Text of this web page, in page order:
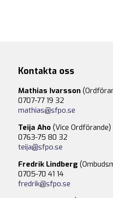
Kontakta oss
Mathias Ivarsson
0707-77 19 32
mathias@sfpo.se
Teija Aho (Vice Ordförande)
0763-75 80 32
teija@sfpo.se
Fredrik Lindberg
0705-70 41 14
fredrik@sfpo.se